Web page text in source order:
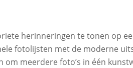
herinneringen te tonen op
fotolijsten met de moderne
meerdere foto’s in één